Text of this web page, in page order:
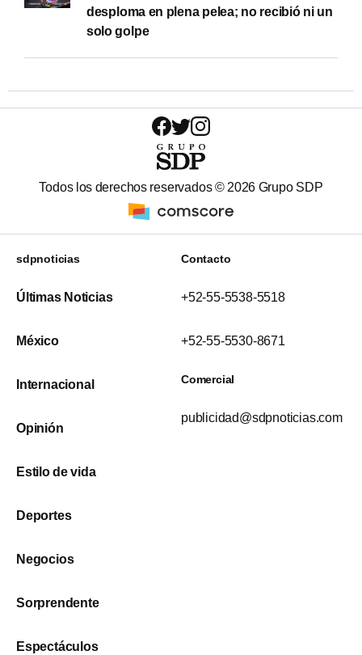
desploma en plena pelea; no recibió ni un
solo golpe
Todos los derechos reservados ©2026 Grupo SDP
sdpnoticias
Últimas Noticias
México
Internacional
Opinión
Estilo de vida
Deportes
Negocios
Sorprendente
Espectáculos
Contacto
+52-55-5538-5518
+52-55-5530-8671
Comercial
publicidad@sdpnoticias.com